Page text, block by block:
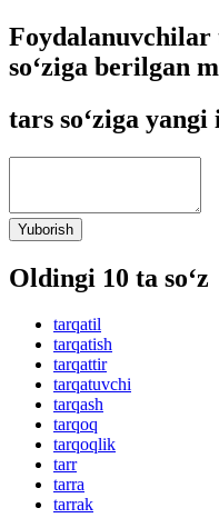
Foydalanuvchilar
so‘ziga berilgan
tars so‘ziga yangi
Yuborish
Oldingi 10 ta so‘z
tarqatil
tarqatish
tarqattir
tarqatuvchi
tarqash
tarqoq
tarqoqlik
tarr
tarra
tarrak